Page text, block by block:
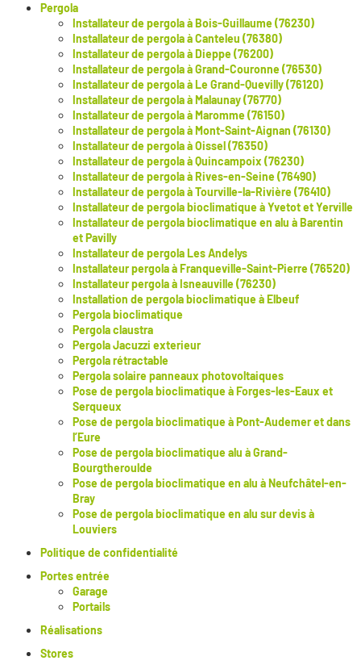
Pergola
Installateur de pergola à Bois-Guillaume (76230)
Installateur de pergola à Canteleu (76380)
Installateur de pergola à Dieppe (76200)
Installateur de pergola à Grand-Couronne (76530)
Installateur de pergola à Le Grand-Quevilly (76120)
Installateur de pergola à Malaunay (76770)
Installateur de pergola à Maromme (76150)
Installateur de pergola à Mont-Saint-Aignan (76130)
Installateur de pergola à Oissel (76350)
Installateur de pergola à Quincampoix (76230)
Installateur de pergola à Rives-en-Seine (76490)
Installateur de pergola à Tourville-la-Rivière (76410)
Installateur de pergola bioclimatique à Yvetot et Yerville
Installateur de pergola bioclimatique en alu à Barentin
et Pavilly
Installateur de pergola Les Andelys
Installateur pergola à Franqueville-Saint-Pierre (76520)
Installateur pergola à Isneauville (76230)
Installation de pergola bioclimatique à Elbeuf
Pergola bioclimatique
Pergola claustra
Pergola Jacuzzi exterieur
Pergola rétractable
Pergola solaire panneaux photovoltaiques
Pose de pergola bioclimatique à Forges-les-Eaux et
Serqueux
Pose de pergola bioclimatique à Pont-Audemer et dans
l’Eure
Pose de pergola bioclimatique alu à Grand-
Bourgtheroulde
Pose de pergola bioclimatique en alu à Neufchâtel-en-
Bray
Pose de pergola bioclimatique en alu sur devis à
Louviers
Politique de confidentialité
Portes entrée
Garage
Portails
Réalisations
Stores